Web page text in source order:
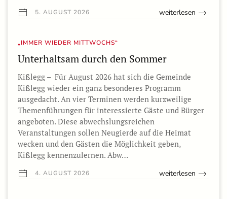
5. AUGUST 2026 weiterlesen
„IMMER WIEDER MITTWOCHS“
Unterhaltsam durch den Sommer
Kißlegg – Für August 2026 hat sich die Gemeinde
Kißlegg wieder ein ganz besonderes Programm
ausgedacht. An vier Terminen werden kurzweilige
Themenführungen für interessierte Gäste und Bürger
angeboten. Diese abwechslungsreichen
Veranstaltungen sollen Neugierde auf die Heimat
wecken und den Gästen die Möglichkeit geben,
Kißlegg kennenzulernen. Abw…
4. AUGUST 2026 weiterlesen